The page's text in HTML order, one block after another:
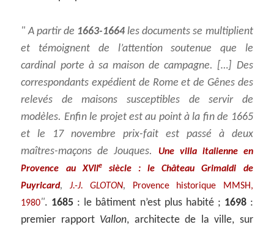
A partir de 1663-1664 les documents se multiplient
et témoignent de l’attention soutenue que le
cardinal porte à sa maison de campagne. […] Des
correspondants expédient de Rome et de Gênes des
relevés de maisons susceptibles de servir de
modèles. Enfin le projet est au point à la fin de 1665
et le 17 novembre prix-fait est passé à deux
maîtres-maçons de Jouques.
Une villa italienne en
Provence au XVIIesiècle : le Château Grimaldi de
Puyricard, J.-J. GLOTON,
Provence historique MMSH,
1980 . 1685 : le bâtiment n’est plus habité ; 1698:
premier rapport Vallon, architecte de la ville, sur